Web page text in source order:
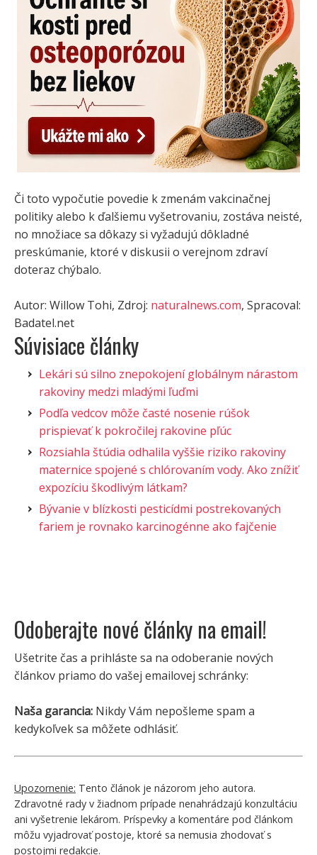
Či toto vypočutie povedie k zmenám vakcinačnej
politiky alebo k ďalšiemu vyšetrovaniu, zostáva neisté,
no množiace sa dôkazy si vyžadujú dôkladné
preskúmanie, ktoré v diskusii o verejnom zdraví
doteraz chýbalo.
Autor: Willow Tohi, Zdroj: naturalnews.com, Spracoval:
Badatel.net
Súvisiace články
Lekári sú silno znepokojení globálnym nárastom
rakoviny medzi mladými ľuďmi
Podľa vedcov môže časté nosenie rúšok
prispievať k pokročilej rakovine pľúc
Rozsiahla štúdia odhalila vyššie riziko rakoviny
maternice spojené s chlórovaním vody. Ako znížiť
expozíciu škodlivým látkam?
Bývanie v blízkosti pesticídmi postrekovaných
fariem je rovnako karcinogénne ako fajčenie
Odoberajte nové články na email!
Ušetrite čas a prihláste sa na odoberanie nových
článkov priamo do vašej emailovej schránky:
Naša garancia: Nikdy Vám nepošleme spam a
kedykoľvek sa môžete odhlásiť.
Upozornenie: Tento článok je názorom jeho autora.
Zdravotné rady v žiadnom prípade nenahrádzajú konzultáciu
ani vyšetrenie lekárom. Príspevky a komentáre pod článkom
môžu vyjadrovať postoje, ktoré sa nemusia zhodovať s
postojmi redakcie.